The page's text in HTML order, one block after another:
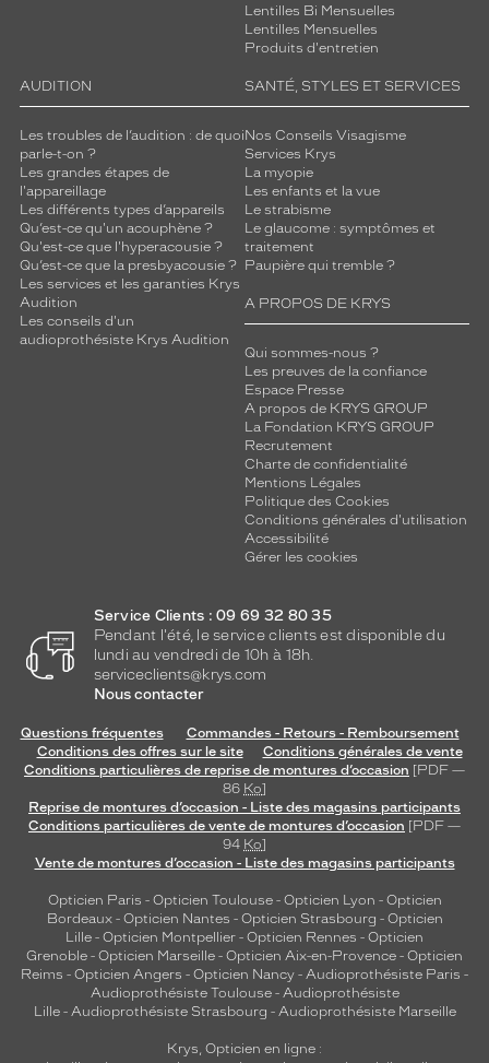
Lentilles Bi Mensuelles
Lentilles Mensuelles
Produits d'entretien
AUDITION
Les troubles de l’audition : de quoi
parle-t-on ?
Les grandes étapes de
l'appareillage
Les différents types d’appareils
Qu’est-ce qu'un acouphène ?
Qu'est-ce que l'hyperacousie ?
Qu’est-ce que la presbyacousie ?
Les services et les garanties Krys
Audition
Les conseils d'un
audioprothésiste Krys Audition
SANTÉ, STYLES ET SERVICES
Nos Conseils Visagisme
Services Krys
La myopie
Les enfants et la vue
Le strabisme
Le glaucome : symptômes et
traitement
Paupière qui tremble ?
A PROPOS DE KRYS
Qui sommes-nous ?
Les preuves de la confiance
Espace Presse
A propos de KRYS GROUP
La Fondation KRYS GROUP
Recrutement
Charte de confidentialité
Mentions Légales
Politique des Cookies
Conditions générales d'utilisation
Accessibilité
Gérer les cookies
Service Clients : 09 69 32 80 35
Pendant l'été, le service clients est disponible du
lundi au vendredi de 10h à 18h.
serviceclients@krys.com
Nous contacter
Questions fréquentes
Commandes - Retours - Remboursement
Conditions des offres sur le site
Conditions générales de vente
Conditions particulières de reprise de montures d’occasion [PDF —
86 Ko]
Reprise de montures d’occasion - Liste des magasins participants
Conditions particulières de vente de montures d’occasion [PDF —
94 Ko]
Vente de montures d’occasion - Liste des magasins participants
Opticien Paris - Opticien Toulouse- Opticien Lyon - Opticien
Bordeaux- Opticien Nantes - Opticien Strasbourg - Opticien
Lille - Opticien Montpellier - Opticien Rennes - Opticien
Grenoble - Opticien Marseille - Opticien Aix-en-Provence - Opticien
Reims - Opticien Angers - Opticien Nancy - Audioprothésiste Paris -
Audioprothésiste Toulouse- Audioprothésiste
Lille- Audioprothésiste Strasbourg - Audioprothésiste Marseille
Krys, Opticien en ligne :